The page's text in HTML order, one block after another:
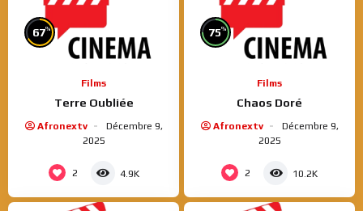
67%
Films
Terre Oubliée
Afronextv
Décembre 9,
2025
2 4.9K
75%
Films
Chaos Doré
Afronextv
Décembre 9,
2025
2 10.2K